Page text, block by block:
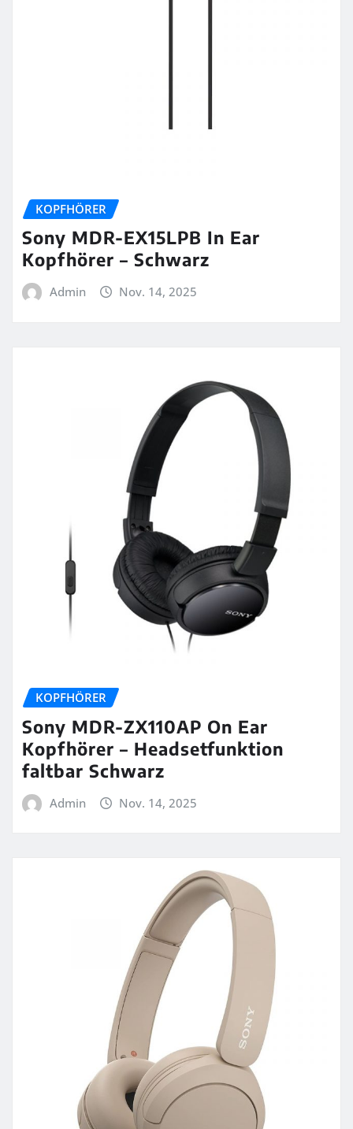
KOPFHÖRER
Sony MDR-EX15LPB In Ear
Kopfhörer – Schwarz
Admin Nov. 14, 2025
KOPFHÖRER
Sony MDR-ZX110AP On Ear
Kopfhörer – Headsetfunktion
faltbar Schwarz
Admin Nov. 14, 2025